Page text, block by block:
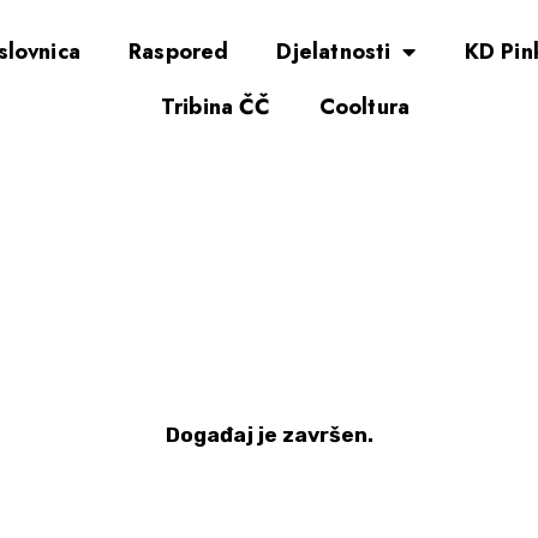
Raspored Djelatnosti
KD
Tribina ČČ
Cooltura